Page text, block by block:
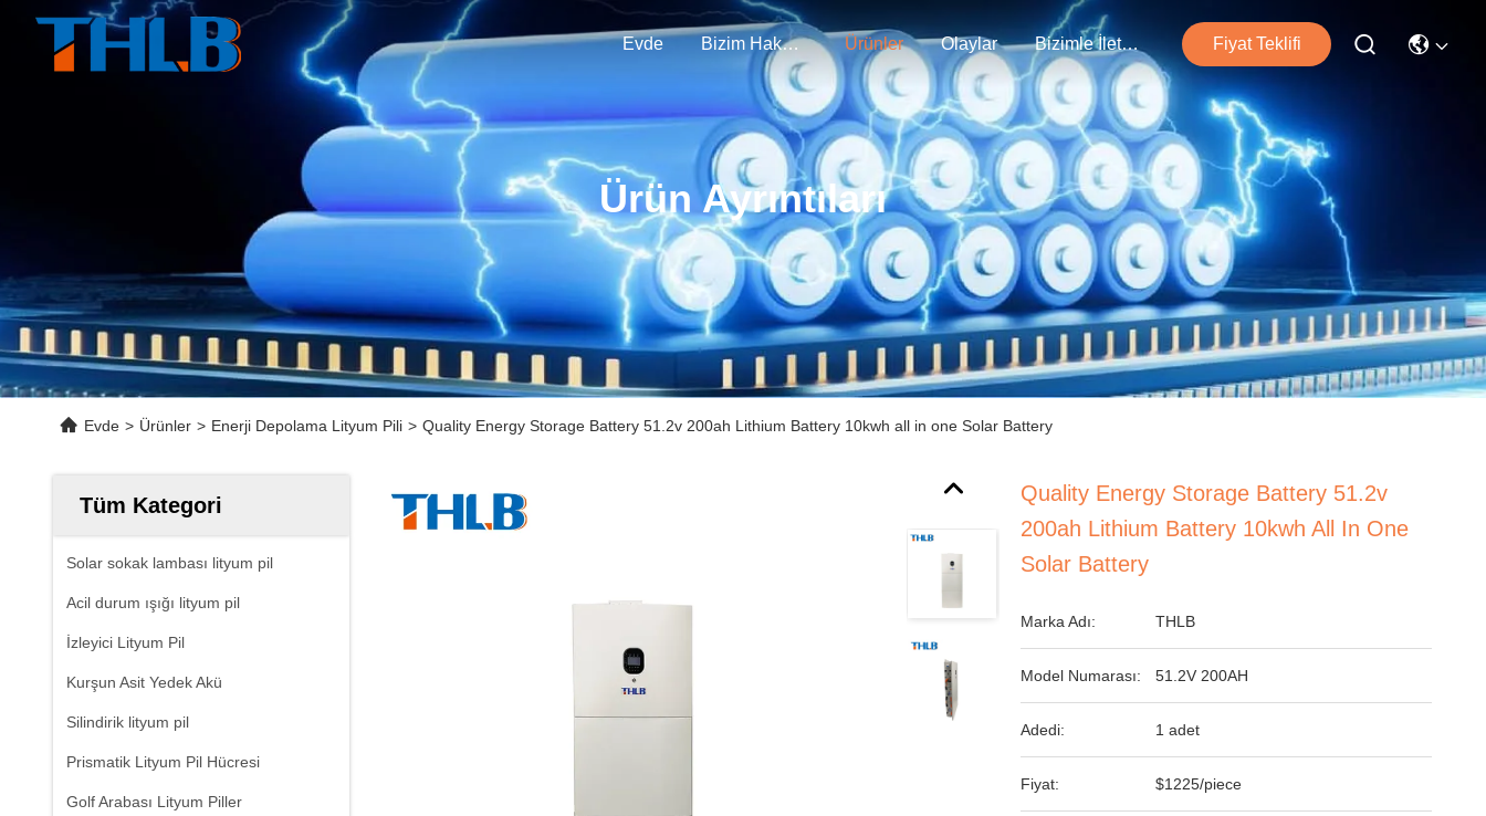
Evde Bizim Hakkımızda Ürünler Olaylar Bizimle İletişim Fiyat Teklifi
Ürün Ayrıntıları
Evde > Ürünler > Enerji Depolama Lityum Pili > Quality Energy Storage Battery 51.2v 200ah Lithium Battery 10kwh all in one Solar Battery
Tüm Kategori
Solar sokak lambası lityum pil
Acil durum ışığı lityum pil
İzleyici Lityum Pil
Kurşun Asit Yedek Akü
Silindirik lityum pil
Prismatik Lityum Pil Hücresi
Golf Arabası Lityum Piller
Quality Energy Storage Battery 51.2v
200ah Lithium Battery 10kwh All In One
Solar Battery
Marka Adı: THLB
Model Numarası: 51.2V 200AH
Adedi: 1 adet
Fiyat: $1225/piece